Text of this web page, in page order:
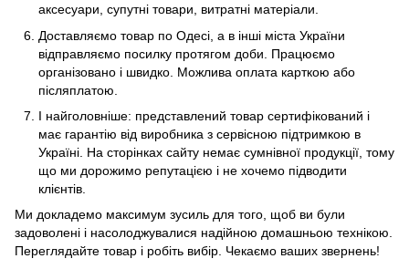
аксесуари, супутні товари, витратні матеріали.
Доставляємо товар по Одесі, а в інші міста України
відправляємо посилку протягом доби. Працюємо
організовано і швидко. Можлива оплата карткою або
післяплатою.
І найголовніше: представлений товар сертифікований і
має гарантію від виробника з сервісною підтримкою в
Україні. На сторінках сайту немає сумнівної продукції, тому
що ми дорожимо репутацією і не хочемо підводити
клієнтів.
Ми докладемо максимум зусиль для того, щоб ви були
задоволені і насолоджувалися надійною домашньою технікою.
Переглядайте товар і робіть вибір. Чекаємо ваших звернень!